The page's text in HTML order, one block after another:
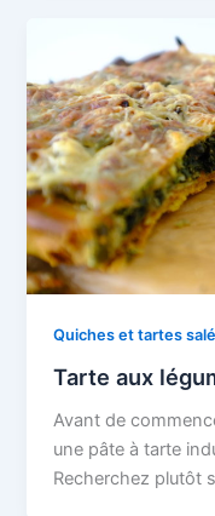
Quiches et tartes
Tarte aux
Avant de
une pâte à tarte
Recherchez plutôt